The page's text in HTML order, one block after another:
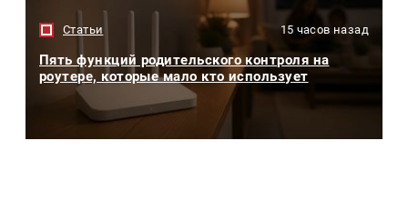
Статьи 15 часов назад
Пять функций родительского контроля на
роутере, которые мало кто использует